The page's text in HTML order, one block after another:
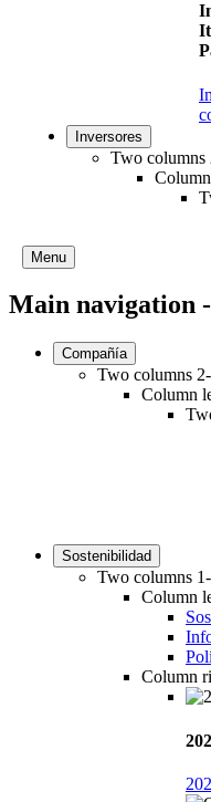
Inversores
Two columns
Menu
Main navigation
Compañía
Two columns
Column
Sostenibilidad
Two columns
Column
Column